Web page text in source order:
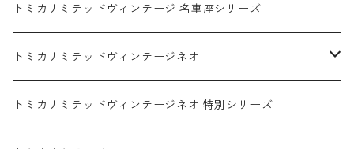
ホンダ / HONDA
日産 / NISSAN
スバル / SUBARU
赤箱 - 絶版（廃盤）トミカ No.1-120
赤箱 - 絶版（廃盤）トミカ No.1-9
赤箱 - 絶版（廃盤）トミカ No.10-19
赤箱 - 絶版（廃盤）ロングトミカ No.121-
赤箱 - 車種別
TLV - No. LV-00-195
TLV - No. LV-00-09
TLV - No. LV-10-19
TLV - 車種別
乗用車
商用車・公用車
トミカリミテッドヴィンテージ 名車座シリーズ
トミカリミテッドヴィンテージネオ
TLVN - NEW LINEUP
トミカリミテッドヴィンテージネオ 特別シリーズ